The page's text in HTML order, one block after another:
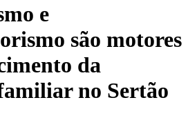
e
são motores
da
no Sertão